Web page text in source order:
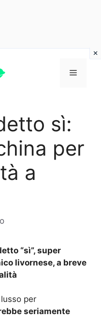
Menu
sì:
per
a
“sì”, super
livornese, a breve
per
seriamente